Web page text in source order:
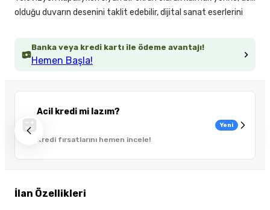
Banka veya kredi kartı ile ödeme avantajı!
Hemen Başla!
Acil kredi mi lazım?
Kredi fırsatlarını hemen incele!
Yeni
İlan Özellikleri
olduğu duvarın desenini taklit edebilir, dijital sanat eserlerini